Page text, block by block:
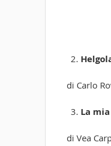
di Carlo
La
di Vea